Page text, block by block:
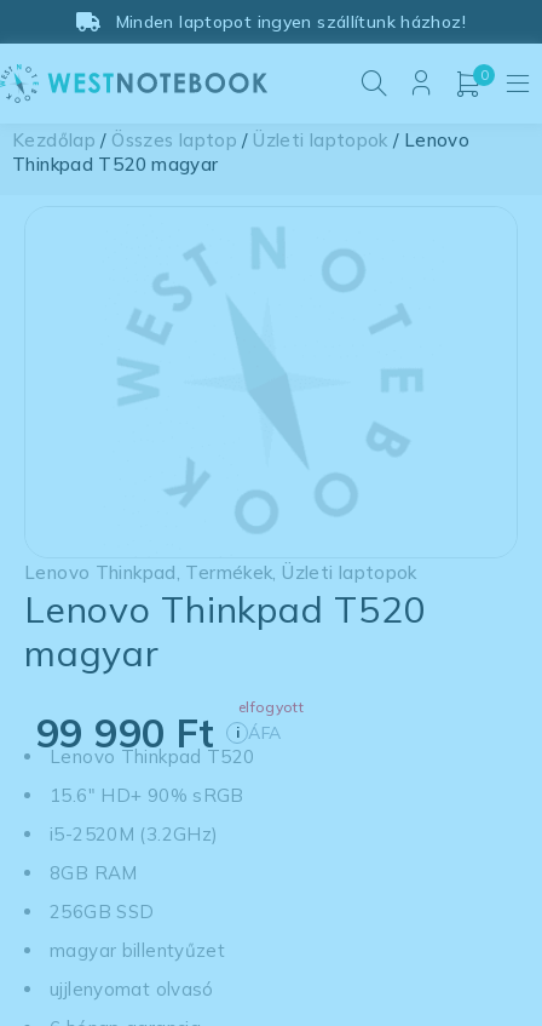
Minden laptopot ingyen szállítunk házhoz!
0
Kezdőlap / Összes laptop / Üzleti laptopok / Lenovo
Thinkpad T520 magyar
Lenovo Thinkpad Termékek Üzleti laptopok
Lenovo Thinkpad T520
magyar
elfogyott
99 990 Ft i ÁFA
Lenovo Thinkpad T520
15.6" HD+ 90% sRGB
i5-2520M (3.2GHz)
8GB RAM
256GB SSD
magyar billentyűzet
ujjlenyomat olvasó